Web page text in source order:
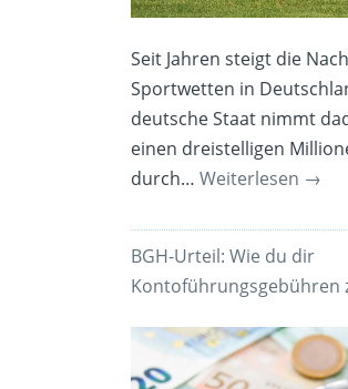
Seit Jahren steigt die
Sportwetten in
deutsche Staat nimmt
einen dreistelligen
durch…Weiterlesen →
BGH-Urteil: Wie du dir
Kontoführungsgebühren